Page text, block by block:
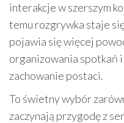
interakcje w szerszym
temu rozgrywka staje
pojawia się więcej
organizowania spotkań
zachowanie postaci.
To świetny wybór
zaczynają przygodę z